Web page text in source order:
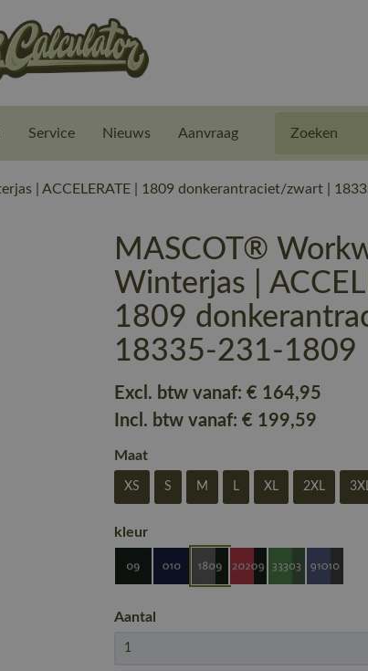
Service Nieuws Aanvraag
| ACCELERATE | 1809 donkerantraciet/zwart |
MASCOT®
Winterjas |
1809
18335-231-1809
Excl. btw vanaf:€ 164,95
Incl. btw vanaf:€ 199,59
Maat
XS S M L XL 2XL
kleur
Aantal